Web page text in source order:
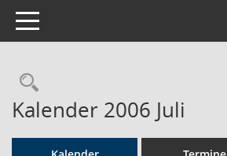
Toggle navigation
Rechercheauswahl
Kalender 2006 Juli